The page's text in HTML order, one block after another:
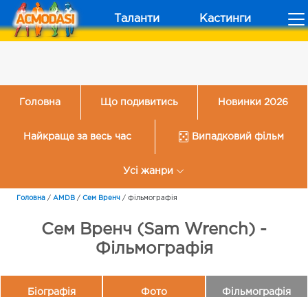
Таланти Кастинги
Головна Що подивитись Новинки 2026
Найкраще за весь час Випадковий фільм
Усі жанри
Головна / AMDB / Сем Вренч / Фільмографія
Сем Вренч (Sam Wrench) -
Фільмографія
Біографія Фото Фільмографія